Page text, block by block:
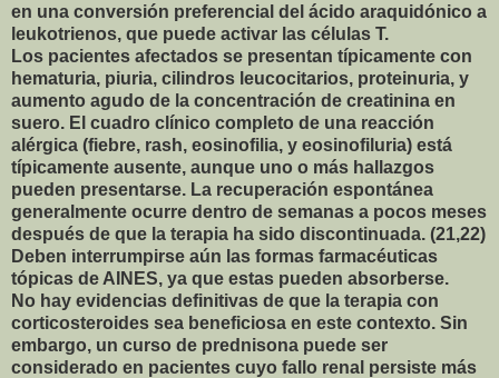
en una conversión preferencial del ácido araquidónico a
leukotrienos, que puede activar las células T.
Los pacientes afectados se presentan típicamente con
hematuria, piuria, cilindros leucocitarios, proteinuria, y
aumento agudo de la concentración de creatinina en
suero. El cuadro clínico completo de una reacción
alérgica (fiebre, rash, eosinofilia, y eosinofiluria) está
típicamente ausente, aunque uno o más hallazgos
pueden presentarse. La recuperación espontánea
generalmente ocurre dentro de semanas a pocos meses
después de que la terapia ha sido discontinuada. (21,22)
Deben interrumpirse aún las formas farmacéuticas
tópicas de AINES, ya que estas pueden absorberse.
No hay evidencias definitivas de que la terapia con
corticosteroides sea beneficiosa en este contexto. Sin
embargo, un curso de prednisona puede ser
considerado en pacientes cuyo fallo renal persiste más